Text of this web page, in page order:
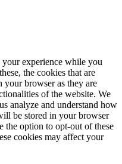
experience while you
the cookies that are
your browser as they are
of the website. We
analyze and understand how
be stored in your browser
the option to opt-out of these
cookies may affect your